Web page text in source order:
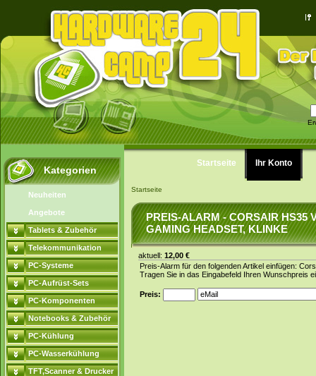
Kategorien
Neuheiten
Angebote
Tablets & Zubehör
Telekommunikation
PC-Systeme
PC-Aufrüst-Sets
PC-Komponenten
Notebooks & Zubehör
PC-Kühlung
PC-Wasserkühlung
TFT,Scanner & Drucker
Startseite Ihr Konto
Startseite
PREIS-ALARM - CORSAIR HS35
GAMING HEADSET, KLINKE
aktuell: 12,00 €
Preis-Alarm für den folgenden Artikel einfügen:
Tragen Sie in das Eingabefeld Ihren Wunschpreis
Preis: